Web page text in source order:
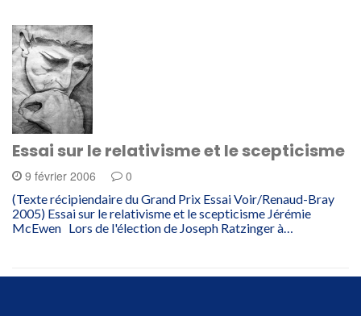
Essai sur le relativisme et le scepticisme
9 février 2006 0
(Texte récipiendaire du Grand Prix Essai Voir/Renaud-Bray
2005) Essai sur le relativisme et le scepticisme Jérémie
McEwen Lors de l'élection de Joseph Ratzinger à…